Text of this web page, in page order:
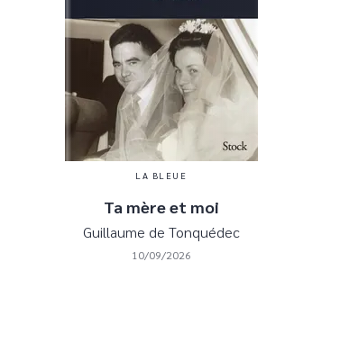
LA BLEUE
Ta mère et moi
Guillaume de Tonquédec
10/09/2026